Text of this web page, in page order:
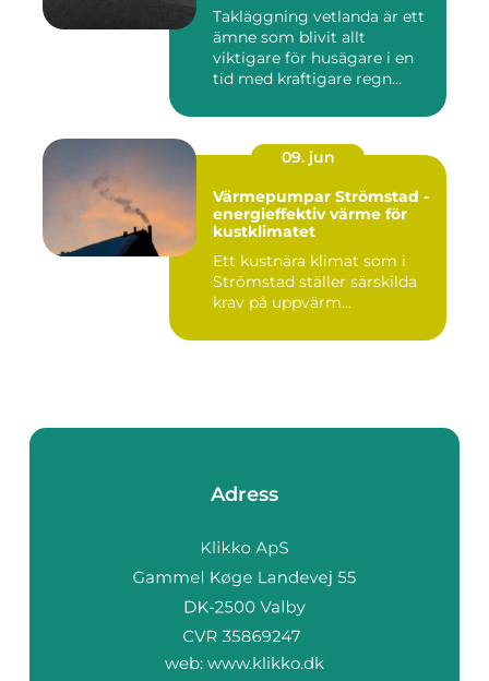
Takläggning vetlanda är ett
ämne som blivit allt
viktigare för husägare i en
tid med kraftigare regn...
09. jun
Värmepumpar Strömstad -
energieffektiv värme för
kustklimatet
Ett kustnära klimat som i
Strömstad ställer särskilda
krav på uppvärm...
Adress
web: www.klikko.dk